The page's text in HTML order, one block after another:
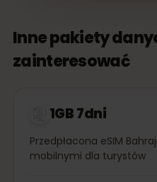
Inne pakiety
zainteresować
1GB 7dni
Przedpłacona eSIM
mobilnymi dla turystów